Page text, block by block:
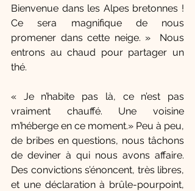
Bienvenue dans les Alpes bretonnes !
Ce sera magnifique de nous
promener dans cette neige. »  Nous
entrons au chaud pour partager un
thé.
« Je n’habite pas là, ce n’est pas
vraiment chauffé. Une voisine
m’héberge en ce moment.» Peu à peu,
de bribes en questions, nous tâchons
de deviner à qui nous avons affaire.
Des convictions s’énoncent, très libres,
et une déclaration à brûle-pourpoint,